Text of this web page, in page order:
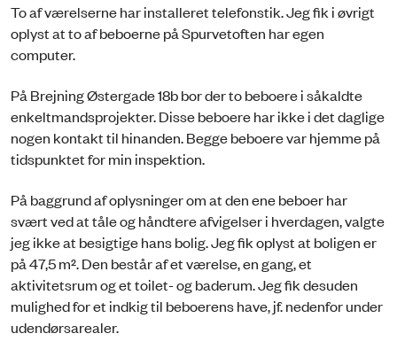
To af værelserne har installeret telefonstik. Jeg fik i øvrigt
oplyst at to af beboerne på Spurvetoften har egen
computer.
På Brejning Østergade 18b bor der to beboere i såkaldte
enkeltmandsprojekter. Disse beboere har ikke i det daglige
nogen kontakt til hinanden. Begge beboere var hjemme på
tidspunktet for min inspektion.
På baggrund af oplysninger om at den ene beboer har
svært ved at tåle og håndtere afvigelser i hverdagen, valgte
jeg ikke at besigtige hans bolig. Jeg fik oplyst at boligen er
på 47,5 m². Den består af et værelse, en gang, et
aktivitetsrum og et toilet- og baderum. Jeg fik desuden
mulighed for et indkig til beboerens have, jf. nedenfor under
udendørsarealer.